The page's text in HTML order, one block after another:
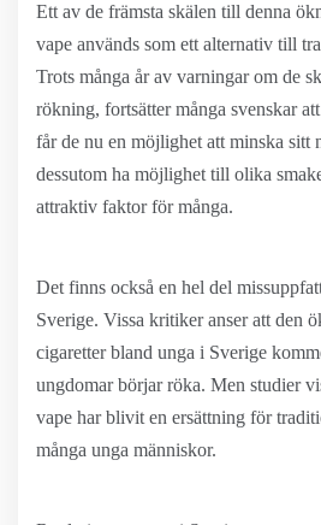
Ett av de främsta skälen till denna
vape används som ett alternativ till
Trots många år av varningar om de
rökning, fortsätter många svenskar
får de nu en möjlighet att minska sitt
dessutom ha möjlighet till olika
attraktiv faktor för många.
Det finns också en hel del
Sverige. Vissa kritiker anser att den
cigaretter bland unga i Sverige
ungdomar börjar röka. Men studier
vape har blivit en ersättning för
många unga människor.